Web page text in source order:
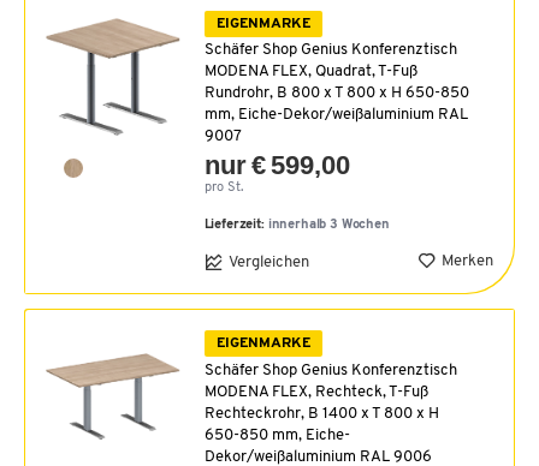
EIGENMARKE
Schäfer Shop Genius Konferenztisch
MODENA FLEX, Quadrat, T-Fuß
Rundrohr, B 800 x T 800 x H 650-850
mm, Eiche-Dekor/weißaluminium RAL
9007
nur € 599,00
pro St.
Lieferzeit: innerhalb 3 Wochen
Vergleichen Merken
EIGENMARKE
Schäfer Shop Genius Konferenztisch
MODENA FLEX, Rechteck, T-Fuß
Rechteckrohr, B 1400 x T 800 x H
650-850 mm, Eiche-
Dekor/weißaluminium RAL 9006